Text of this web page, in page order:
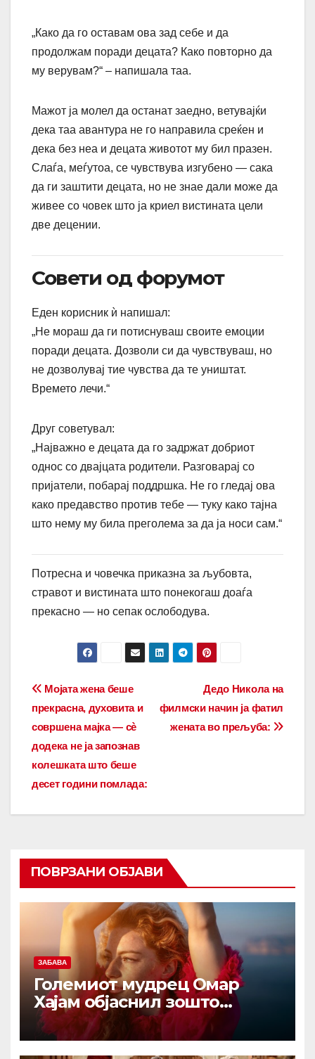
„Како да го оставам ова зад себе и да
продолжам поради децата? Како повторно да
му верувам?“ – напишала таа.
Мажот ја молел да останат заедно, ветувајќи
дека таа авантура не го направила среќен и
дека без неа и децата животот му бил празен.
Слаѓа, меѓутоа, се чувствува изгубено — сака
да ги заштити децата, но не знае дали може да
живее со човек што ја криел вистината цели
две децении.
Совети од форумот
Еден корисник ѝ напишал:
„Не мораш да ги потиснуваш своите емоции
поради децата. Дозволи си да чувствуваш, но
не дозволувај тие чувства да те уништат.
Времето лечи.“
Друг советувал:
„Најважно е децата да го задржат добриот
однос со двајцата родители. Разговарај со
пријатели, побарај поддршка. Не го гледај ова
како предавство против тебе — туку како тајна
што нему му била преголема за да ја носи сам.“
Потресна и човечка приказна за љубовта,
стравот и вистината што понекогаш доаѓа
прекасно — но сепак ослободува.
Post
navigation
Дедо Никола на
филмски начин ја фатил
жената во прељуба:
Мојата жена беше
прекрасна, духовита и
совршена мајка — сè
додека не ја запознав
колешката што беше
десет години помлада:
ПОВРЗАНИ ОБЈАВИ
ЗАБАВА
Големиот мудрец Омар
Хајам објаснил зошто
никогаш не треба да се
жалиме на животот: И по
1.000 години ова сè уште е